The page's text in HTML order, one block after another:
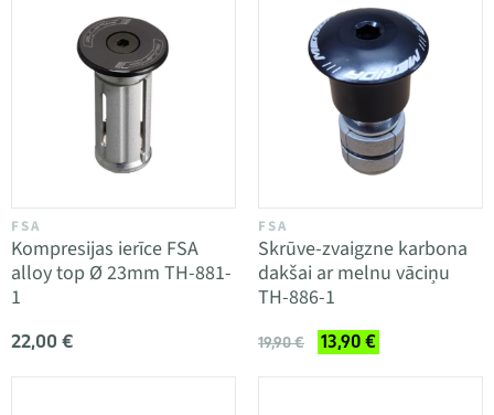
FSA
Kompresijas ierīce FSA
alloy top Ø 23mm TH-881-
1
22,00 €
FSA
Skrūve-zvaigzne karbona
dakšai ar melnu vāciņu
TH-886-1
19,90 € 13,90 €